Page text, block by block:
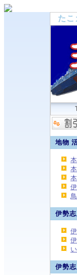
た
地物
伊勢
伊勢